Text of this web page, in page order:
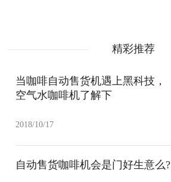
精彩推荐
当咖啡自动售货机遇上黑科技，
空气水咖啡机了解下
2018/10/17
自动售货咖啡机会是门好生意么?